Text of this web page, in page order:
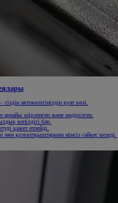
автокөлігіңіздің қуат көзі.
арнайы әзірленген және өндірілген.
кепілдігі бар.
қажет етпейді.
қозғалтқыштарына мінсіз сәйкес келеді.